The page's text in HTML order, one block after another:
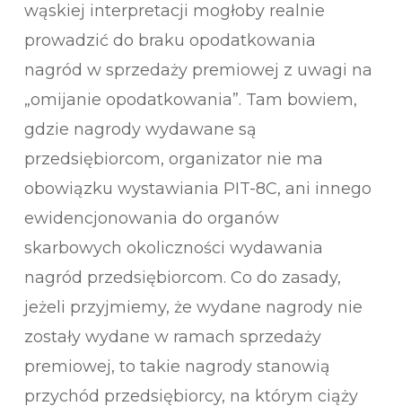
wąskiej interpretacji mogłoby realnie
prowadzić do braku opodatkowania
nagród w sprzedaży premiowej z uwagi na
„omijanie opodatkowania”. Tam bowiem,
gdzie nagrody wydawane są
przedsiębiorcom, organizator nie ma
obowiązku wystawiania PIT-8C, ani innego
ewidencjonowania do organów
skarbowych okoliczności wydawania
nagród przedsiębiorcom. Co do zasady,
jeżeli przyjmiemy, że wydane nagrody nie
zostały wydane w ramach sprzedaży
premiowej, to takie nagrody stanowią
przychód przedsiębiorcy, na którym ciąży